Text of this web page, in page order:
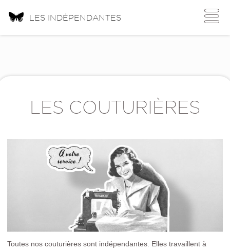
Toggle
LES INDÉPENDANTES
LES COUTURIÈRES
Toutes nos couturières sont indépendantes. Elles travaillent à